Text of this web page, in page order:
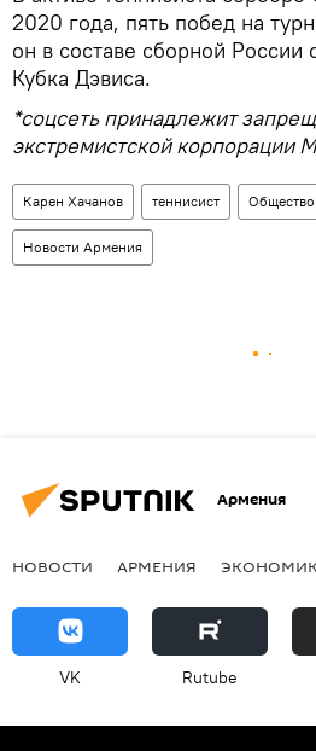
2020 года, пять побед на
он в составе сборной России
Кубка Дэвиса.
*соцсеть принадлежит
экстремистской корпорации
Карен Хачанов теннисист Общество
Новости Армения
Армения
НОВОСТИ АРМЕНИЯ
VK Rutube